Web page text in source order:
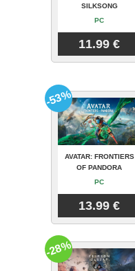
SILKSONG
PC
11.99 €
AVATAR: FRONTIERS
OF PANDORA
PC
13.99 €
-53%
-28%